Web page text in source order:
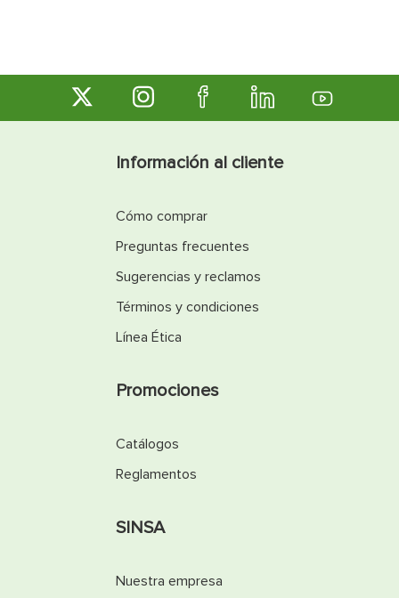
Información al cliente
Cómo comprar
Preguntas frecuentes
Sugerencias y reclamos
Términos y condiciones
Línea Ética
Promociones
Catálogos
Reglamentos
SINSA
Nuestra empresa